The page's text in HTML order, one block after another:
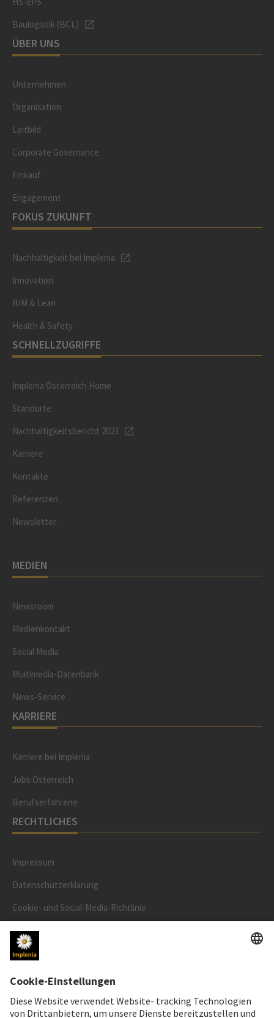
Baulogistik (BCL)
ÜBER UNS
Unternehmen
Organisation
Leitbild
Corporate Governance
Einkauf
Engagement
FOKUS ZUKUNFT
Nachhaltigkeit bei Implenia
Innovation
BIM & Lean
Health & Safety
SCHNELLZUGRIFFE
Implenia Österreich Home
Standorte
Nachhaltigkeitsbericht 2023
Karriere
Kontakte
Referenzen
Newsletter
MEDIEN
Newsroom
Medienkontakt
Social Media
Multimedia-Datenbank
News-Service
KARRIERE
Karriere bei Implenia
Jobs Österreich
Berufserfahrene
RECHTLICHES
Impressum
Datenschutzerklärung
Cookie- und Social-Media-Richtlinie
Cookie-Einstellungen
AKTIENKURS
SWX: Implenia AG